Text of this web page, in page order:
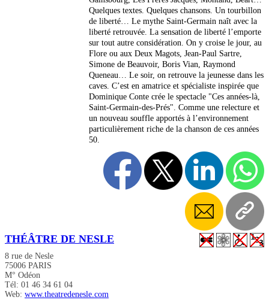
Quelques textes. Quelques chansons. Un tourbillon
de liberté… Le mythe Saint-Germain naît avec la
liberté retrouvée. La sensation de liberté l’emporte
sur tout autre considération. On y croise le jour, au
Flore ou aux Deux Magots, Jean-Paul Sartre,
Simone de Beauvoir, Boris Vian, Raymond
Queneau… Le soir, on retrouve la jeunesse dans les
caves. C’est en amatrice et spécialiste inspirée que
Dominique Conte crée le spectacle "Ces années-là,
Saint-Germain-des-Prés". Comme une relecture et
un nouveau souffle apportés à l’environnement
particulièrement riche de la chanson de ces années
50.
THÉÂTRE DE NESLE
8 rue de Nesle
75006 PARIS
M° Odéon
Tél: 01 46 34 61 04
Web: www.theatredenesle.com